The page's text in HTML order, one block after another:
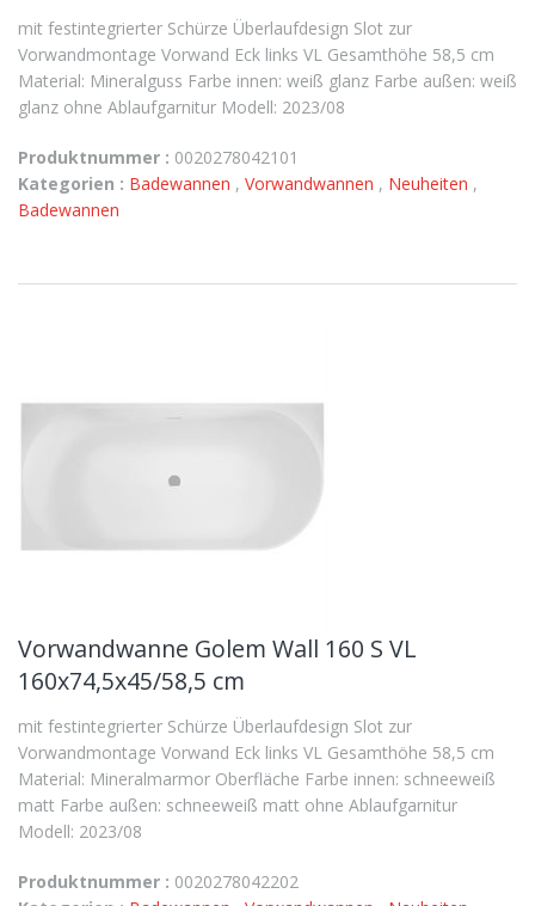
mit festintegrierter Schürze Überlaufdesign Slot zur
Vorwandmontage Vorwand Eck links VL Gesamthöhe 58,5 cm
Material: Mineralguss Farbe innen: weiß glanz Farbe außen: weiß
glanz ohne Ablaufgarnitur Modell: 2023/08
Produktnummer : 0020278042101
Kategorien : Badewannen , Vorwandwannen , Neuheiten ,
Badewannen
Vorwandwanne Golem Wall 160 S VL
160x74,5x45/58,5 cm
mit festintegrierter Schürze Überlaufdesign Slot zur
Vorwandmontage Vorwand Eck links VL Gesamthöhe 58,5 cm
Material: Mineralmarmor Oberfläche Farbe innen: schneeweiß
matt Farbe außen: schneeweiß matt ohne Ablaufgarnitur
Modell: 2023/08
Produktnummer : 0020278042202